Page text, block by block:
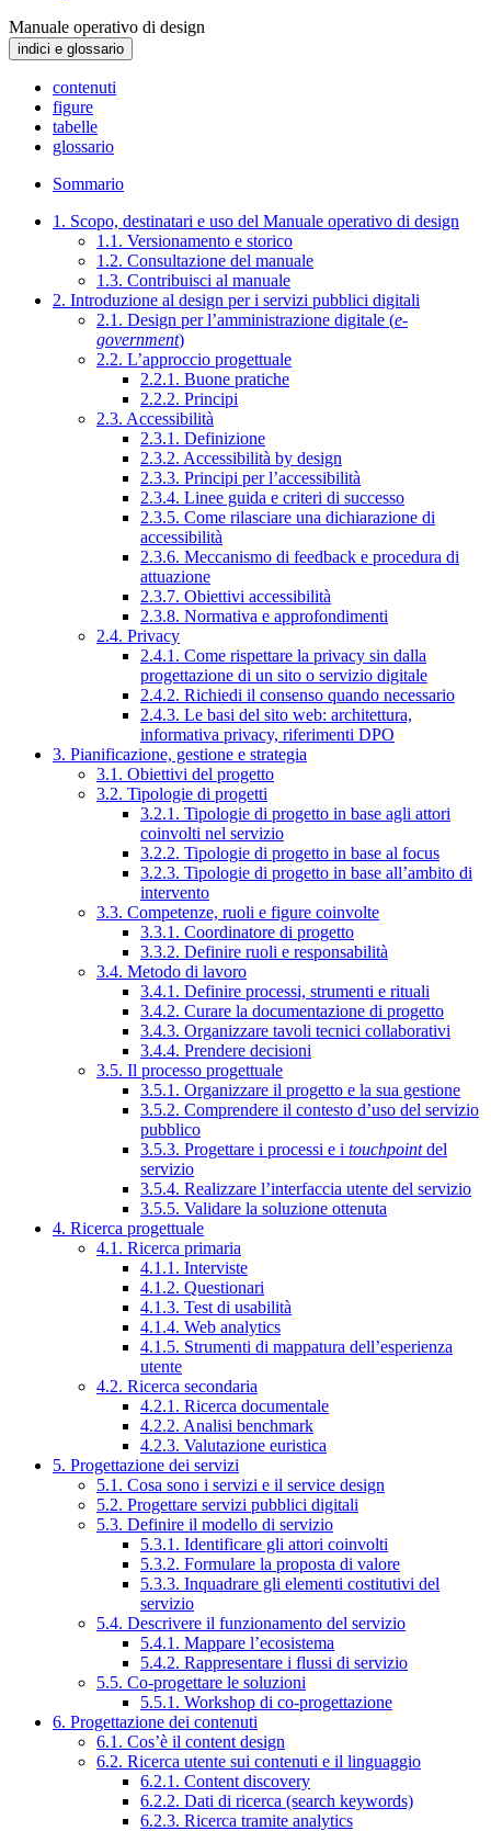
Manuale operativo di design
indici e glossario
contenuti
figure
tabelle
glossario
Sommario
1. Scopo, destinatari e uso del Manuale operativo di design
1.1. Versionamento e storico
1.2. Consultazione del manuale
1.3. Contribuisci al manuale
2. Introduzione al design per i servizi pubblici digitali
2.1. Design per l’amministrazione digitale (e-
government)
2.2. L’approccio progettuale
2.2.1. Buone pratiche
2.2.2. Principi
2.3. Accessibilità
2.3.1. Definizione
2.3.2. Accessibilità by design
2.3.3. Principi per l’accessibilità
2.3.4. Linee guida e criteri di successo
2.3.5. Come rilasciare una dichiarazione di
accessibilità
2.3.6. Meccanismo di feedback e procedura di
attuazione
2.3.7. Obiettivi accessibilità
2.3.8. Normativa e approfondimenti
2.4. Privacy
2.4.1. Come rispettare la privacy sin dalla
progettazione di un sito o servizio digitale
2.4.2. Richiedi il consenso quando necessario
2.4.3. Le basi del sito web: architettura,
informativa privacy, riferimenti DPO
3. Pianificazione, gestione e strategia
3.1. Obiettivi del progetto
3.2. Tipologie di progetti
3.2.1. Tipologie di progetto in base agli attori
coinvolti nel servizio
3.2.2. Tipologie di progetto in base al focus
3.2.3. Tipologie di progetto in base all’ambito di
intervento
3.3. Competenze, ruoli e figure coinvolte
3.3.1. Coordinatore di progetto
3.3.2. Definire ruoli e responsabilità
3.4. Metodo di lavoro
3.4.1. Definire processi, strumenti e rituali
3.4.2. Curare la documentazione di progetto
3.4.3. Organizzare tavoli tecnici collaborativi
3.4.4. Prendere decisioni
3.5. Il processo progettuale
3.5.1. Organizzare il progetto e la sua gestione
3.5.2. Comprendere il contesto d’uso del servizio
pubblico
3.5.3. Progettare i processi e i touchpointdel
servizio
3.5.4. Realizzare l’interfaccia utente del servizio
3.5.5. Validare la soluzione ottenuta
4. Ricerca progettuale
4.1. Ricerca primaria
4.1.1. Interviste
4.1.2. Questionari
4.1.3. Test di usabilità
4.1.4. Web analytics
4.1.5. Strumenti di mappatura dell’esperienza
utente
4.2. Ricerca secondaria
4.2.1. Ricerca documentale
4.2.2. Analisi benchmark
4.2.3. Valutazione euristica
5. Progettazione dei servizi
5.1. Cosa sono i servizi e il service design
5.2. Progettare servizi pubblici digitali
5.3. Definire il modello di servizio
5.3.1. Identificare gli attori coinvolti
5.3.2. Formulare la proposta di valore
5.3.3. Inquadrare gli elementi costitutivi del
servizio
5.4. Descrivere il funzionamento del servizio
5.4.1. Mappare l’ecosistema
5.4.2. Rappresentare i flussi di servizio
5.5. Co-progettare le soluzioni
5.5.1. Workshop di co-progettazione
6. Progettazione dei contenuti
6.1. Cos’è il content design
6.2. Ricerca utente sui contenuti e il linguaggio
6.2.1. Content discovery
6.2.2. Dati di ricerca (search keywords)
6.2.3. Ricerca tramite analytics